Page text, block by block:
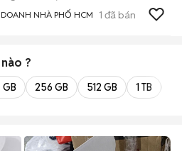
NHÀ PHỐ HCM 1 đã bán
nào ?
GB 256 GB 512 GB 1 TB